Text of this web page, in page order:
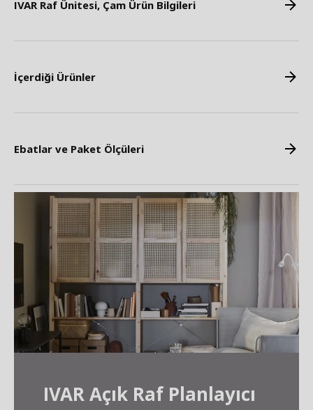
IVAR Raf Ünitesi, Çam Ürün Bilgileri
İçerdiği Ürünler
Ebatlar ve Paket Ölçüleri
IVAR Açık Raf Planlayıcı